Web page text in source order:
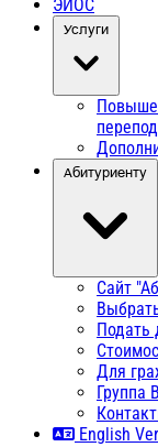
ЭИОС
Услуги
Абитуриенту
Сайт
Подать
Для
Группа
English